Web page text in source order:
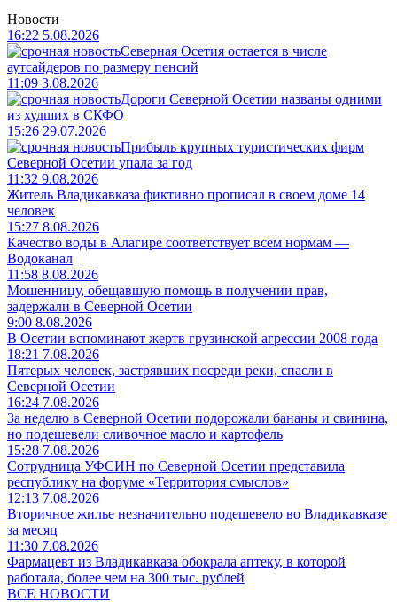
Новости
16:22 5.08.2026
Северная Осетия остается в числе
аутсайдеров по размеру пенсий
11:09 3.08.2026
Дороги Северной Осетии названы одними
из худших в СКФО
15:26 29.07.2026
Прибыль крупных туристических фирм
Северной Осетии упала за год
11:32 9.08.2026
Житель Владикавказа фиктивно прописал в своем доме 14
человек
15:27 8.08.2026
Качество воды в Алагире соответствует всем нормам —
Водоканал
11:58 8.08.2026
Мошенницу, обещавшую помощь в получении прав,
задержали в Северной Осетии
9:00 8.08.2026
В Осетии вспоминают жертв грузинской агрессии 2008 года
18:21 7.08.2026
Пятерых человек, застрявших посреди реки, спасли в
Северной Осетии
16:24 7.08.2026
За неделю в Северной Осетии подорожали бананы и свинина,
но подешевели сливочное масло и картофель
15:28 7.08.2026
Сотрудница УФСИН по Северной Осетии представила
республику на форуме «Территория смыслов»
12:13 7.08.2026
Вторичное жилье незначительно подешевело во Владикавказе
за месяц
11:30 7.08.2026
Фармацевт из Владикавказа обокрала аптеку, в которой
работала, более чем на 300 тыс. рублей
ВСЕ НОВОСТИ